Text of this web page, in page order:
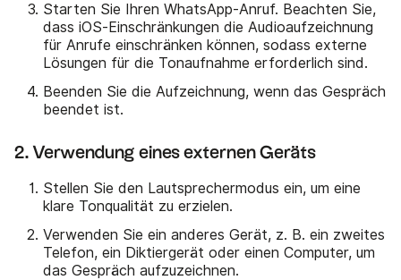
Starten Sie Ihren WhatsApp-Anruf. Beachten Sie,
dass iOS-Einschränkungen die Audioaufzeichnung
für Anrufe einschränken können, sodass externe
Lösungen für die Tonaufnahme erforderlich sind.
Beenden Sie die Aufzeichnung, wenn das Gespräch
beendet ist.
2. Verwendung eines externen Geräts
Stellen Sie den Lautsprechermodus ein, um eine
klare Tonqualität zu erzielen.
Verwenden Sie ein anderes Gerät, z. B. ein zweites
Telefon, ein Diktiergerät oder einen Computer, um
das Gespräch aufzuzeichnen.